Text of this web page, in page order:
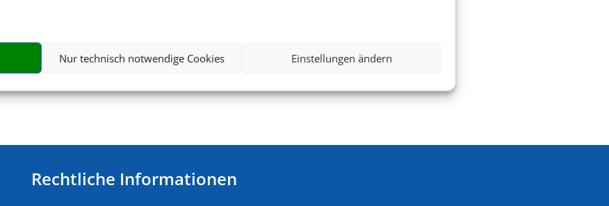
Nur technisch notwendige Cookies Einstellungen ändern
Rechtliche Informationen